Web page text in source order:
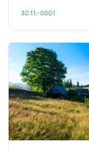
30.11.-0001